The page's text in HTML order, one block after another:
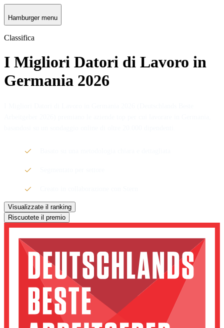
Hamburger menu
Classifica
I Migliori Datori di Lavoro in
Germania 2026
Visualizzate il ranking
Riscuotete il premio